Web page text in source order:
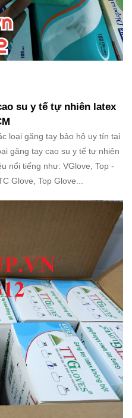
su y tế tự nhiên latex
loại găng tay bảo hộ uy tín tại
găng tay cao su y tế tự nhiên
nổi tiếng như: VGlove, Top -
Glove, Top Glove...